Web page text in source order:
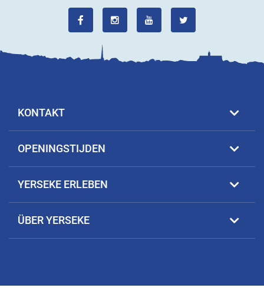
KONTAKT
OPENINGSTIJDEN
YERSEKE ERLEBEN
ÜBER YERSEKE